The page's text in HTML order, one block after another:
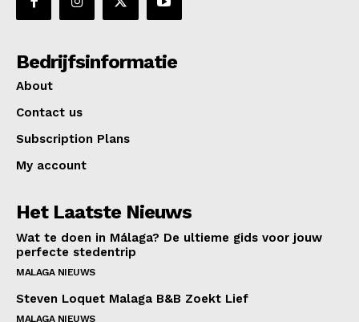
Bedrijfsinformatie
About
Contact us
Subscription Plans
My account
Het Laatste Nieuws
Wat te doen in Málaga? De ultieme gids voor jouw
perfecte stedentrip
MALAGA NIEUWS
Steven Loquet Malaga B&B Zoekt Lief
MALAGA NIEUWS